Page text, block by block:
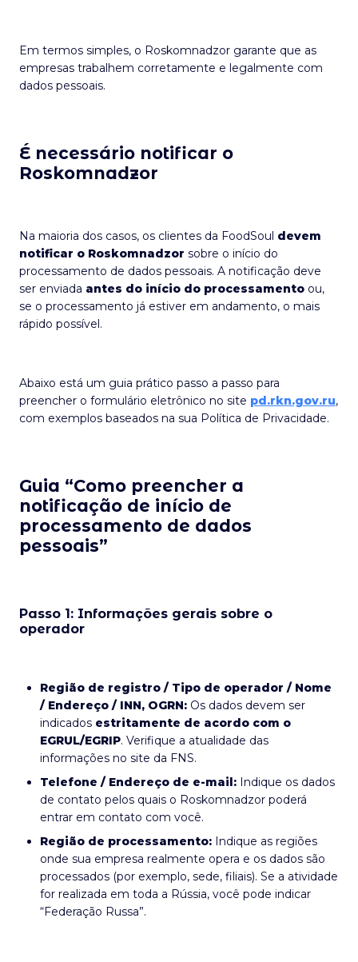
Em termos simples, o Roskomnadzor garante que as
empresas trabalhem corretamente e legalmente com
dados pessoais.
É necessário notificar o
Roskomnadzor
Na maioria dos casos, os clientes da FoodSoul devem
notificar o Roskomnadzor sobre o início do
processamento de dados pessoais. A notificação deve
ser enviada antes do início do processamento ou,
se o processamento já estiver em andamento, o mais
rápido possível.
Abaixo está um guia prático passo a passo para
preencher o formulário eletrônico no site pd.rkn.gov.ru,
com exemplos baseados na sua Política de Privacidade.
Guia “Como preencher a
notificação de início de
processamento de dados
pessoais”
Passo 1: Informações gerais sobre o
operador
Região de registro / Tipo de operador / Nome
/ Endereço / INN, OGRN: Os dados devem ser
indicados estritamente de acordo com o
EGRUL/EGRIP. Verifique a atualidade das
informações no site da FNS.
Telefone / Endereço de e-mail: Indique os dados
de contato pelos quais o Roskomnadzor poderá
entrar em contato com você.
Região de processamento: Indique as regiões
onde sua empresa realmente opera e os dados são
processados (por exemplo, sede, filiais). Se a atividade
for realizada em toda a Rússia, você pode indicar
“Federação Russa”.